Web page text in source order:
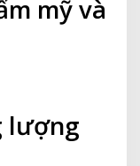
mỹ và
lượng